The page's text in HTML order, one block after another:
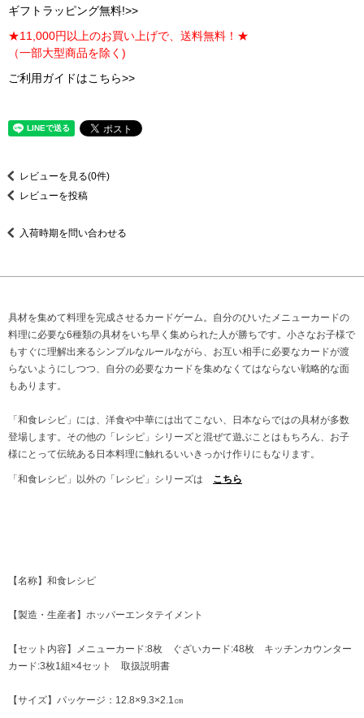
ギフトラッピング無料!>>
★11,000円以上のお買い上げで、送料無料！★
（一部大型商品を除く)
ご利用ガイドはこちら>>
レビューを見る(0件)
レビューを投稿
入荷時期を問い合わせる
具材を集めて料理を完成させるカードゲーム。自分のひいたメニューカードの
料理に必要な6種類の具材をいち早く集められた人が勝ちです。小さなお子様で
もすぐに理解出来るシンプルなルールながら、お互い相手に必要なカードが渡
らないようにしつつ、自分の必要なカードを集めなくてはならない戦略的な面
もあります。
「和食レシピ」には、洋食や中華には出てこない、日本ならではの具材が多数
登場します。その他の「レシピ」シリーズと混ぜて遊ぶことはもちろん、お子
様にとって伝統ある日本料理に触れるいいきっかけ作りにもなります。
「和食レシピ」以外の「レシピ」シリーズは こちら
【名称】和食レシピ
【製造・生産者】ホッパーエンタテイメント
【セット内容】メニューカード:8枚 ぐざいカード:48枚 キッチンカウンター
カード:3枚1組×4セット 取扱説明書
【サイズ】パッケージ：12.8×9.3×2.1㎝